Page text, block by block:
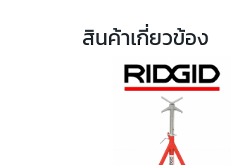
สินค้าเกี่ยวข้อง